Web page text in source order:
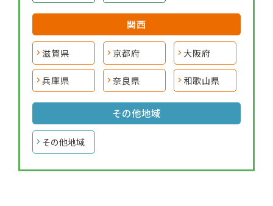
関西
滋賀県 京都府 大阪府
兵庫県 奈良県 和歌山県
その他地域
その他地域